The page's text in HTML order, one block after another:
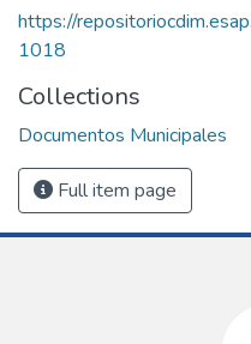
https://
1018
Collections
Documentos Municipales
Full item page